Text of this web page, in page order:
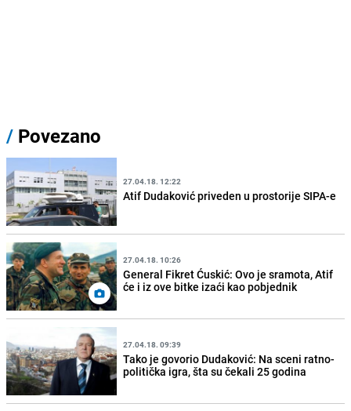
/ Povezano
27.04.18. 12:22
Atif Dudaković priveden u prostorije SIPA-e
27.04.18. 10:26
General Fikret Ćuskić: Ovo je sramota, Atif
će i iz ove bitke izaći kao pobjednik
27.04.18. 09:39
Tako je govorio Dudaković: Na sceni ratno-
politička igra, šta su čekali 25 godina